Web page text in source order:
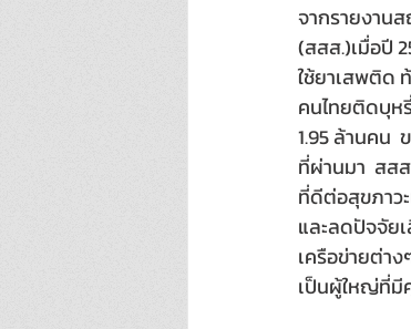
จากรายงาน
(สสส.)เมื่อปี
ใช้ยาเสพติด
คนไทยติดบุห
1.95 ล้านคน
ที่ผ่านมา  สส
ที่ดีต่อสุขภาว
และลดปัจจัย
เครือข่ายต่า
เป็นผู้ใหญ่ที่